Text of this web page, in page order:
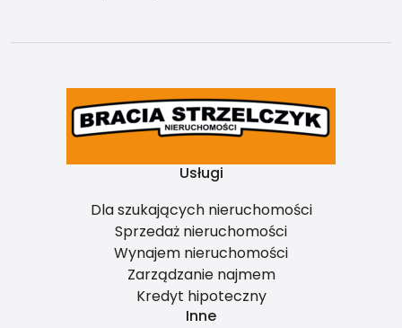
Usługi
Dla szukających nieruchomości
Sprzedaż nieruchomości
Wynajem nieruchomości
Zarządzanie najmem
Kredyt hipoteczny
Inne